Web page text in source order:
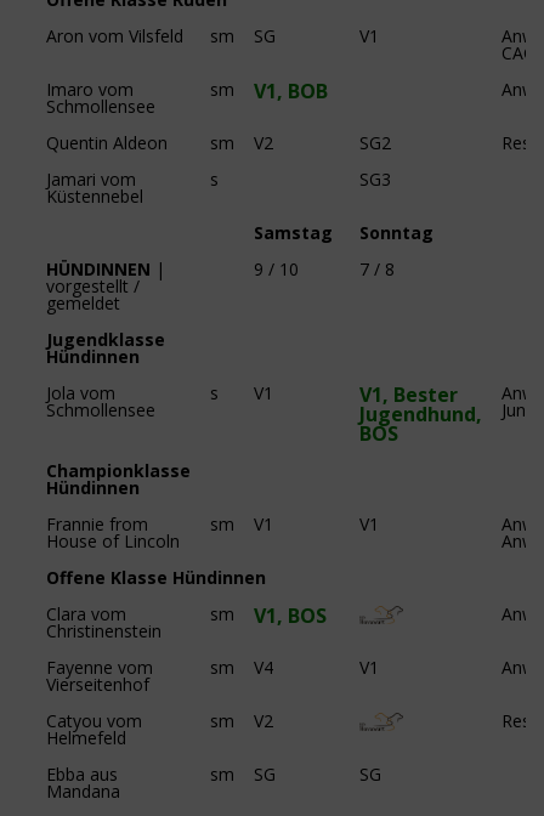
Aron vom Vilsfeld
sm SG V1
Imaro vom
Schmollensee
sm V1, BOB
Quentin Aldeon sm V2 SG2
Jamari vom
Küstennebel
s SG3
Samstag
Sonntag
HÜNDINNEN |
vorgestellt /
gemeldet
9 / 10 7 / 8
Jugendklasse
Hündinnen
Jola vom
Schmollensee
s V1 V1, Bester
Jugendhund,
BOS
Championklasse
Hündinnen
Frannie from
House of Lincoln
sm V1 V1
Offene Klasse Hündinnen
Clara vom
Christinenstein
sm V1, BOS
Fayenne vom
Vierseitenhof
sm V4 V1
Catyou vom
Helmefeld
sm V2
Ebba aus
Mandana
sm SG SG